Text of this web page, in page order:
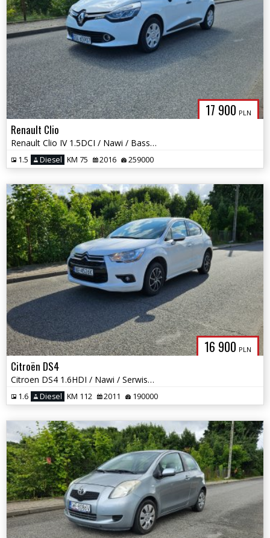
17 900 PLN
Renault Clio
Renault Clio IV 1.5DCI / Nawi / Bass Reflex / Okazja
1.5 Diesel KM 75 2016 259000
16 900 PLN
Citroën DS4
Citroen DS4 1.6HDI / Nawi / Serwisowany / Okazja
1.6 Diesel KM 112 2011 190000